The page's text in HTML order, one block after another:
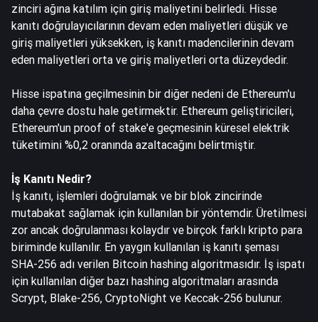
zinciri ağına katılım için giriş maliyetini belirledi. Hisse
kanıtı doğrulayıcılarının devam eden maliyetleri düşük ve
giriş maliyetleri yüksekken, iş kanıtı madencilerinin devam
eden maliyetleri orta ve giriş maliyetleri orta düzeydedir.
Hisse ispatına geçilmesinin bir diğer nedeni de Ethereum'u
daha çevre dostu hale getirmektir. Ethereum geliştiricileri,
Ethereum'un proof of stake'e geçmesinin küresel elektrik
tüketimini %0,2 oranında azaltacağını belirtmiştir.
İş Kanıtı Nedir?
İş kanıtı, işlemleri doğrulamak ve bir blok zincirinde
mutabakat sağlamak için kullanılan bir yöntemdir. Üretilmesi
zor ancak doğrulanması kolaydır ve birçok farklı kripto para
biriminde kullanılır. En yaygın kullanılan iş kanıtı şeması
SHA-256 adı verilen Bitcoin hashing algoritmasıdır. İş ispatı
için kullanılan diğer bazı hashing algoritmaları arasında
Scrypt, Blake-256, CryptoNight ve Keccak-256 bulunur.